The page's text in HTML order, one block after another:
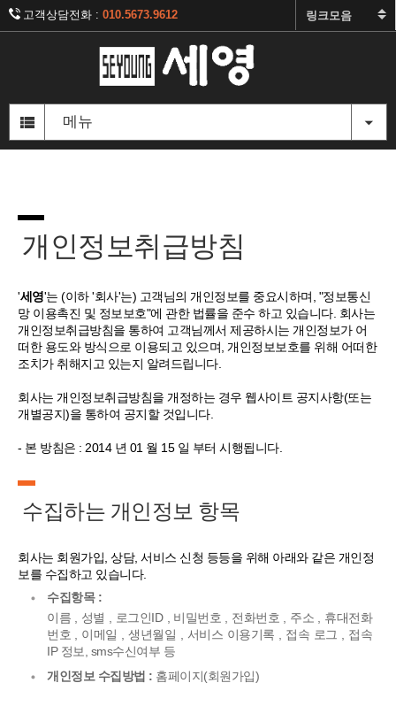
고객상담전화 : 010.5673.9612
주
영
메뉴
영
개인정보취급방침
'세영'는 (이하 '회사'는) 고객님의 개인정보를 중요시하며, "정보통신
망 이용촉진 및 정보보호"에 관한 법률을 준수 하고 있습니다. 회사는
개인정보취급방침을 통하여 고객님께서 제공하시는 개인정보가 어
떠한 용도와 방식으로 이용되고 있으며, 개인정보보호를 위해 어떠한
조치가 취해지고 있는지 알려드립니다.
회사는 개인정보취급방침을 개정하는 경우 웹사이트 공지사항(또는
개별공지)을 통하여 공지할 것입니다.
- 본 방침은 : 2014 년 01 월 15 일 부터 시행됩니다.
수집하는 개인정보 항목
회사는 회원가입, 상담, 서비스 신청 등등을 위해 아래와 같은 개인정
보를 수집하고 있습니다.
수집항목 :
이름 , 성별 , 로그인ID , 비밀번호 , 전화번호 , 주소 , 휴대전화
번호 , 이메일 , 생년월일 , 서비스 이용기록 , 접속 로그 , 접속
IP 정보, sms수신여부 등
개인정보 수집방법 : 홈페이지(회원가입)